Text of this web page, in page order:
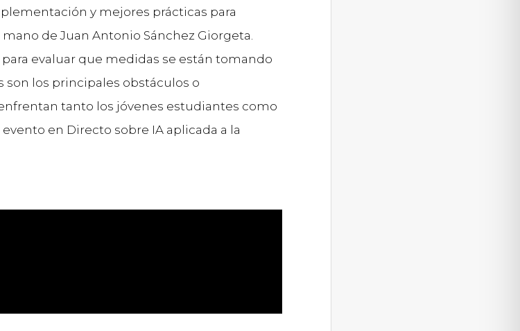
y mejores prácticas para
de Juan Antonio Sánchez Giorgeta.
evaluar que medidas se están tomando
son los principales obstáculos o
tanto los jóvenes estudiantes como
en Directo sobre IA aplicada a la